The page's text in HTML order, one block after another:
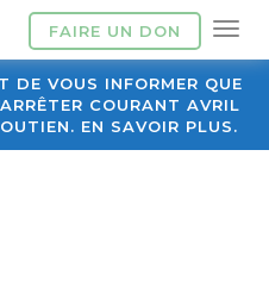
FAIRE UN DON
DE VOUS INFORMER QUE
COURANT AVRIL
EN SAVOIR PLUS.